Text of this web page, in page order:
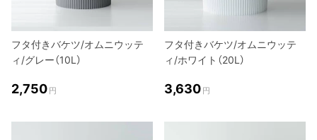
フタ付きバケツ/オムニウッテ
ィ/グレー（10L）
2,750 円
フタ付きバケツ/オムニウッテ
ィ/ホワイト（20L）
3,630 円